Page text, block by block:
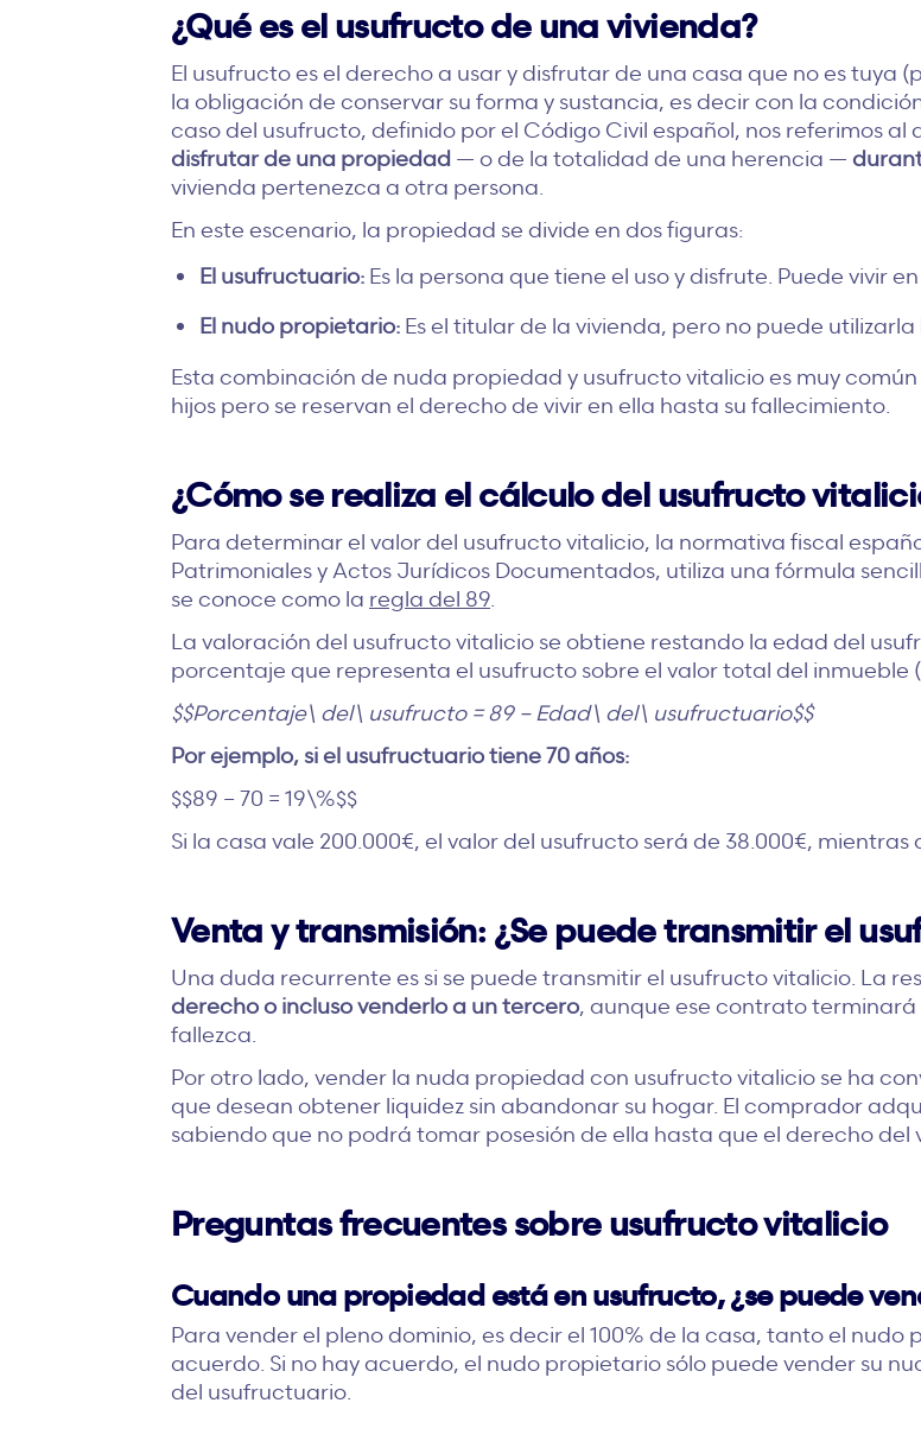
¿Qué es el usufructo de una vivienda?
El usufructo es el derecho a usar y disfrutar de una casa que no es tuya
la obligación de conservar su forma y sustancia, es decir con la
caso del usufructo, definido por el Código Civil español, nos referimos
disfrutar de una propiedad — o de la totalidad de una herencia —
vivienda pertenezca a otra persona.
En este escenario, la propiedad se divide en dos figuras:
El usufructuario: Es la persona que tiene el uso y disfrute. Puede vivir
El nudo propietario: Es el titular de la vivienda, pero no puede
Esta combinación de nuda propiedad y usufructo vitalicio es muy
hijos pero se reservan el derecho de vivir en ella hasta su fallecimiento.
¿Cómo se realiza el cálculo del usufructo
Para determinar el valor del usufructo vitalicio, la normativa fiscal
Patrimoniales y Actos Jurídicos Documentados, utiliza una fórmula
se conoce como la regla del 89.
La valoración del usufructo vitalicio se obtiene restando la edad del
porcentaje que representa el usufructo sobre el valor total del inmueble
$$Porcentaje\ del\ usufructo = 89 – Edad\ del\ usufructuario$$
Por ejemplo, si el usufructuario tiene 70 años:
$$89 – 70 = 19\%$$
Si la casa vale 200.000€, el valor del usufructo será de 38.000€,
Venta y transmisión: ¿Se puede transmitir el
Una duda recurrente es si se puede transmitir el usufructo vitalicio. La
derecho o incluso venderlo a un tercero, aunque ese contrato
fallezca.
Por otro lado, vender la nuda propiedad con usufructo vitalicio se ha
que desean obtener liquidez sin abandonar su hogar. El comprador
sabiendo que no podrá tomar posesión de ella hasta que el derecho del
Preguntas frecuentes sobre usufructo vitalicio
Cuando una propiedad está en usufructo, ¿se puede
Para vender el pleno dominio, es decir el 100% de la casa, tanto el
acuerdo. Si no hay acuerdo, el nudo propietario sólo puede vender su
del usufructuario.